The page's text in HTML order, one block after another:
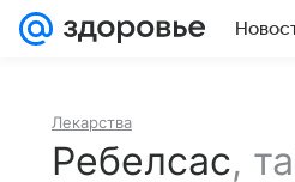
Лекарства
Ребелсас,